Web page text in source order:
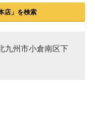
店」を検索
九州市小倉南区下